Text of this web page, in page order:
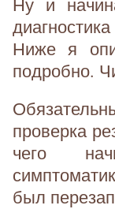
Ниже я
подробно.
проверка
чего
был